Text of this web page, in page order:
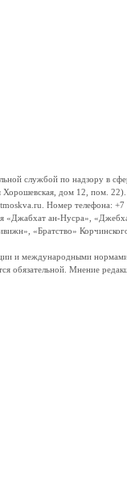
службой по надзору в
дом 12, пом.
Номер телефона:
ан-Нусра»,
«Братство»
и международными
обязательной. Мнение